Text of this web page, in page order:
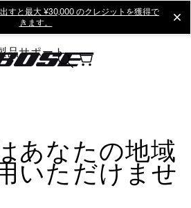
すと最大 ¥30,000 のクレジットを獲得で
きます。
品サポート
あなたの地域
いただけませ